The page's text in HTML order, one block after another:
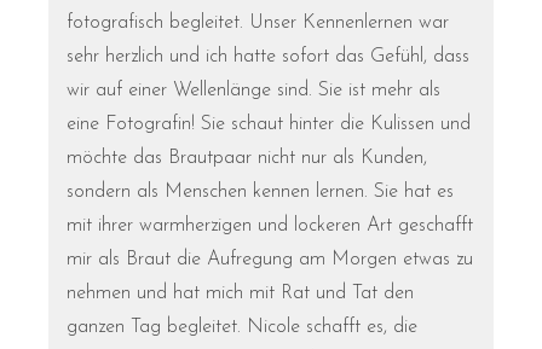
fotografisch begleitet. Unser Kennenlernen war
sehr herzlich und ich hatte sofort das Gefühl, dass
wir auf einer Wellenlänge sind. Sie ist mehr als
eine Fotografin! Sie schaut hinter die Kulissen und
möchte das Brautpaar nicht nur als Kunden,
sondern als Menschen kennen lernen. Sie hat es
mit ihrer warmherzigen und lockeren Art geschafft
mir als Braut die Aufregung am Morgen etwas zu
nehmen und hat mich mit Rat und Tat den
ganzen Tag begleitet. Nicole schafft es, die